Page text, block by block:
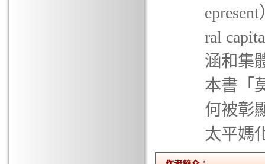
ral
涵和集
本書「
何被彰
太平媽